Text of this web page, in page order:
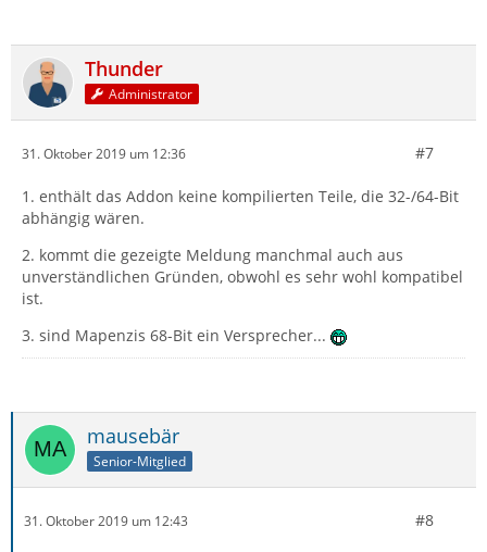
Thunder
Administrator
31. Oktober 2019 um 12:36 #7
1. enthält das Addon keine kompilierten Teile, die 32-/64-Bit
abhängig wären.
2. kommt die gezeigte Meldung manchmal auch aus
unverständlichen Gründen, obwohl es sehr wohl kompatibel
ist.
3. sind Mapenzis 68-Bit ein Versprecher...
mausebär
Senior-Mitglied
31. Oktober 2019 um 12:43 #8